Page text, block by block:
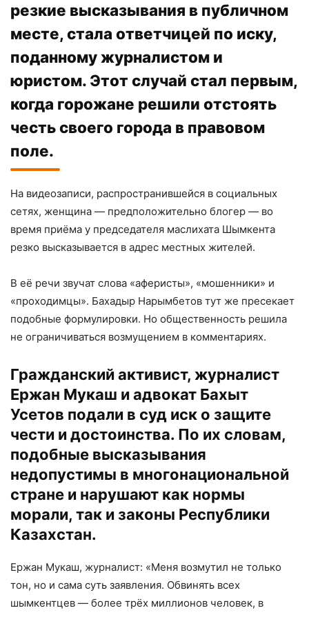
резкие высказывания в публичном
месте, стала ответчицей по иску,
поданному журналистом и
юристом. Этот случай стал первым,
когда горожане решили отстоять
честь своего города в правовом
поле.
На видеозаписи, распространившейся в социальных
сетях, женщина — предположительно блогер — во
время приёма у председателя маслихата Шымкента
резко высказывается в адрес местных жителей.
В её речи звучат слова «аферисты», «мошенники» и
«проходимцы». Бахадыр Нарымбетов тут же пресекает
подобные формулировки. Но общественность решила
не ограничиваться возмущением в комментариях.
Гражданский активист, журналист
Ержан Мукаш и адвокат Бахыт
Усетов подали в суд иск о защите
чести и достоинства. По их словам,
подобные высказывания
недопустимы в многонациональной
стране и нарушают как нормы
морали, так и законы Республики
Казахстан.
Ержан Мукаш, журналист: «Меня возмутил не только
тон, но и сама суть заявления. Обвинять всех
шымкентцев — более трёх миллионов человек, в